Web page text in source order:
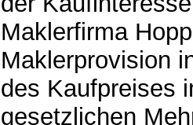
Maklerfirma
Maklerprovision
des Kaufpreises
gesetzlichen